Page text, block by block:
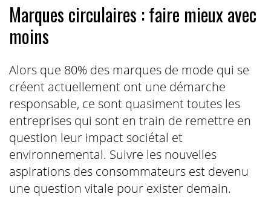
Marques circulaires : faire mieux avec
moins
Alors que 80% des marques de mode qui se
créent actuellement ont une démarche
responsable, ce sont quasiment toutes les
entreprises qui sont en train de remettre en
question leur impact sociétal et
environnemental. Suivre les nouvelles
aspirations des consommateurs est devenu
une question vitale pour exister demain.